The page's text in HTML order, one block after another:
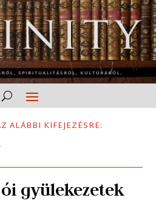
ALÁBBI KIFEJEZÉSRE:
gyülekezetek